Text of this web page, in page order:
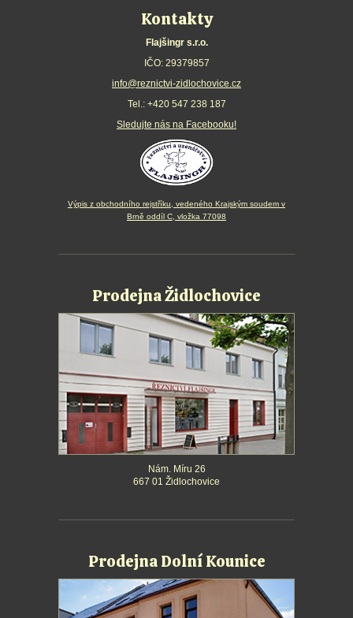
Kontakty
Flajšingr s.r.o.
IČO: 29379857
info@reznictvi-zidlochovice.cz
Tel.: +420 547 238 187
Sledujte nás na Facebooku!
Výpis z obchodního rejstříku, vedeného Krajským soudem v
Brně oddíl C, vložka 77098
Prodejna Židlochovice
Nám. Míru 26
667 01 Židlochovice
Prodejna Dolní Kounice